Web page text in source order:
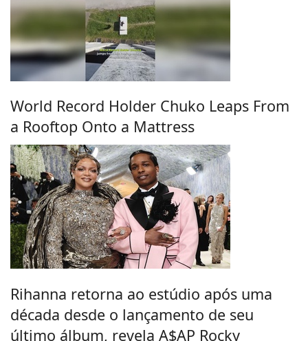
World Record Holder Chuko Leaps From
a Rooftop Onto a Mattress
Rihanna retorna ao estúdio após uma
década desde o lançamento de seu
último álbum, revela A$AP Rocky